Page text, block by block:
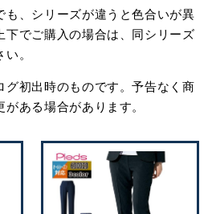
も、シリーズが違うと色合いが異
下でご購入の場合は、同シリーズ
。
グ初出時のものです。予告なく商
ある場合があります。